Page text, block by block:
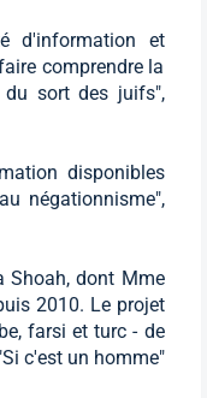
d'information et
comprendre la
du sort des juifs",
disponibles
négationnisme",
Shoah, dont Mme
2010. Le projet
farsi et turc - de
c'est un homme"